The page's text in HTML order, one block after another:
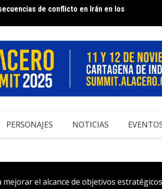
de conflicto en Irán en los
al desarrollo del sector
PERSONAJES NOTICIAS
el alcance de objetivos